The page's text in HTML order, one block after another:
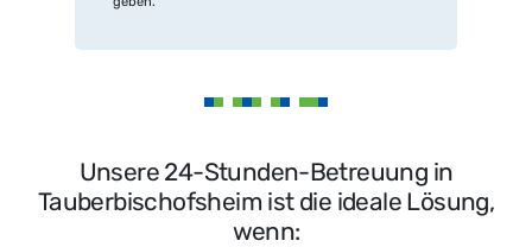
Unsere 24-Stunden-Betreuung in
Tauberbischofsheim ist die ideale Lösung,
wenn: